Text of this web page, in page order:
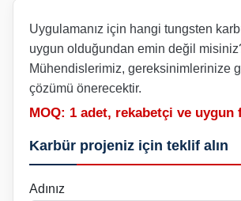
Uygulamanız için hangi tungsten
uygun olduğundan emin değil
Mühendislerimiz, gereksinimlerinize
çözümü önerecektir.
MOQ: 1 adet, rekabetçi ve uygun
Karbür projeniz için teklif alın
Adınız